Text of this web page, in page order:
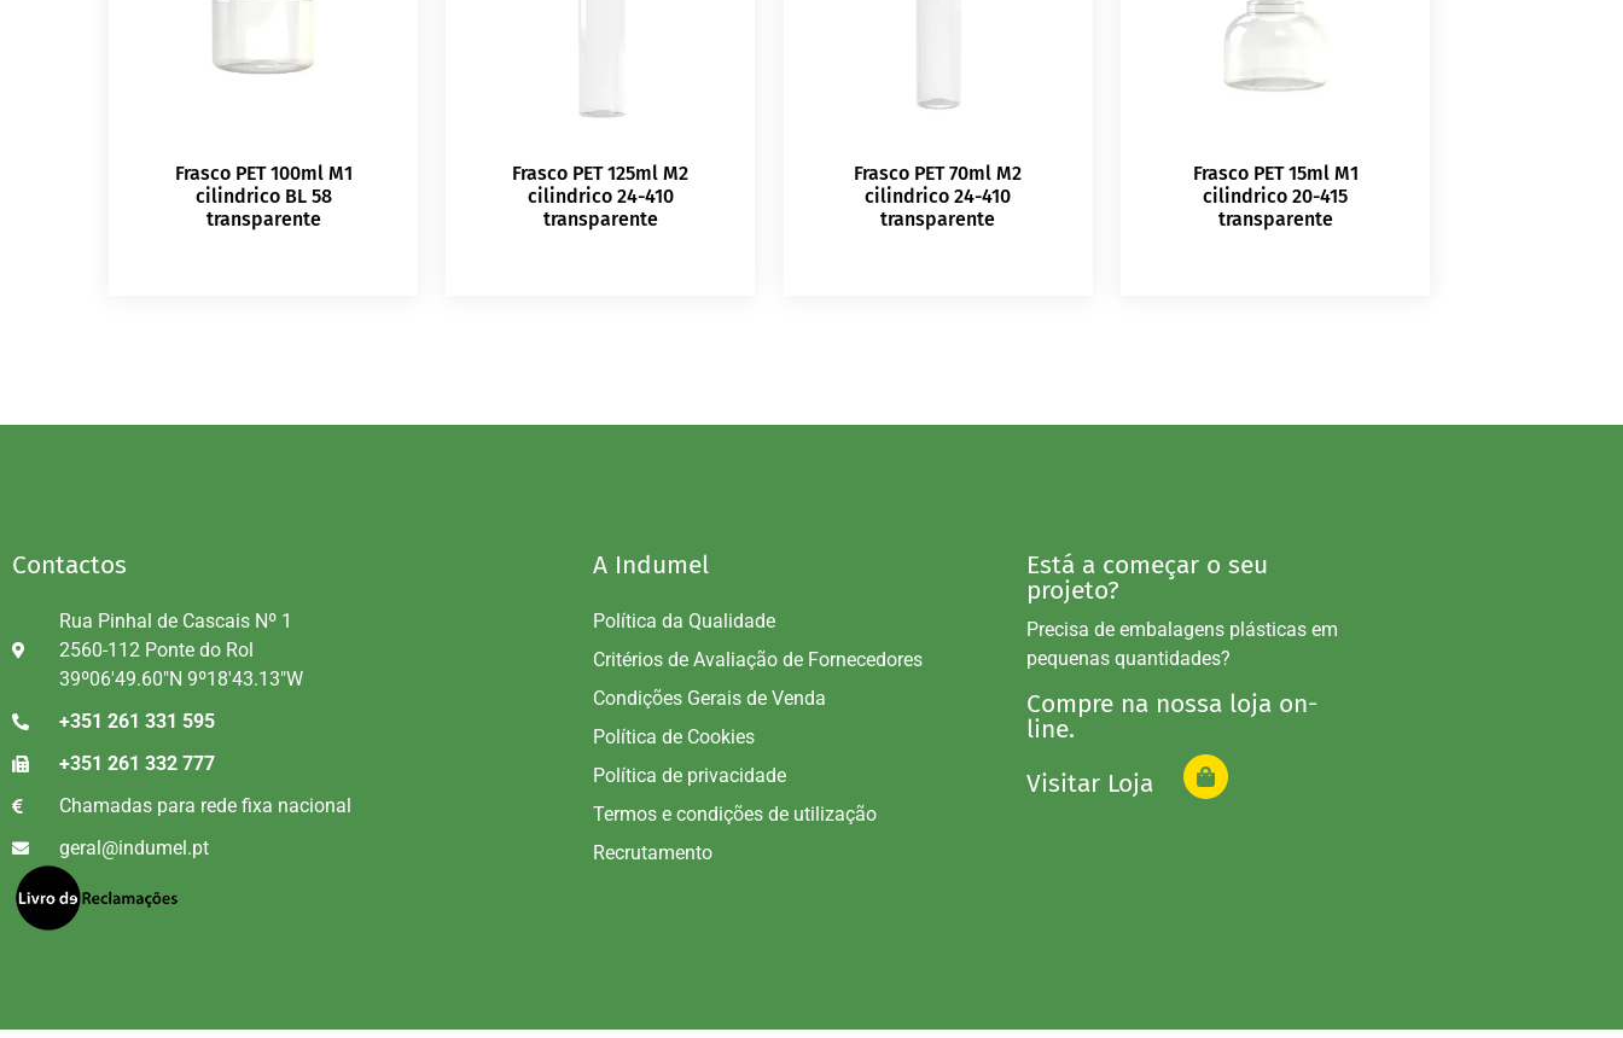
Frasco PET 100ml M1
cilindrico BL 58
transparente
Frasco PET 125ml M2
cilindrico 24-410
transparente
Frasco PET 70ml M2
cilindrico 24-410
transparente
Frasco PET 15ml M1
cilindrico 20-415
transparente
Contactos
Rua Pinhal de Cascais Nº 1
2560-112 Ponte do Rol
39º06'49.60"N 9º18'43.13"W
+351 261 331 595
+351 261 332 777
Chamadas para rede fixa nacional
geral@indumel.pt
A Indumel
Política da Qualidade
Critérios de Avaliação de Fornecedores
Condições Gerais de Venda
Política de Cookies
Política de privacidade
Termos e condições de utilização
Recrutamento
Está a começar o seu
projeto?
Precisa de embalagens plásticas em
pequenas quantidades?
Compre na nossa loja on-
line.
Visitar Loja